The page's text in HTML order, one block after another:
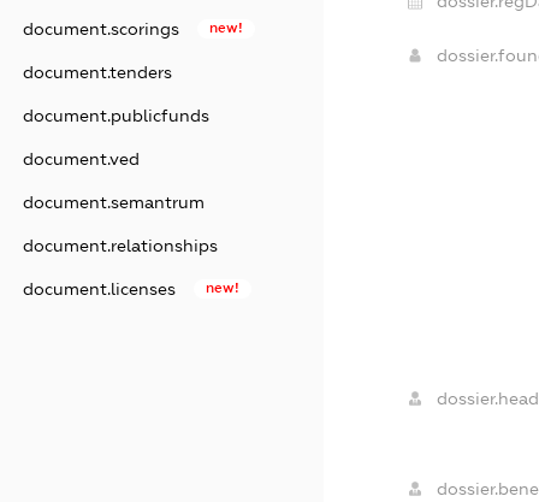
document.scorings new!
document.tenders
document.publicfunds
document.ved
document.semantrum
document.relationships
document.licenses new!